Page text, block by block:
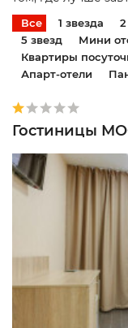
Все 1 звезда
5 звезд
Мини
Квартиры
Апарт-отели
Гостиницы